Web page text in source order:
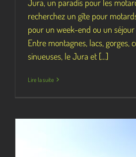
Jura, un paradis pour les
recherchez un gîte pour
pour un week-end ou un
Entre montagnes, lacs, gorges,
sinueuses, le Jura et [...]
Lire la suite